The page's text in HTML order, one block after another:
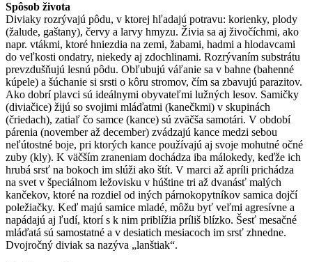
Spôsob života
Diviaky rozrývajú pôdu, v ktorej hľadajú potravu: korienky, plody
(žalude, gaštany), červy a larvy hmyzu. Živia sa aj živočíchmi, ako
napr. vtákmi, ktoré hniezdia na zemi, žabami, hadmi a hlodavcami
do veľkosti ondatry, niekedy aj zdochlinami. Rozrývaním substrátu
prevzdušňujú lesnú pôdu. Obľubujú váľanie sa v bahne (bahenné
kúpele) a šúchanie si srsti o kôru stromov, čím sa zbavujú parazitov.
Ako dobrí plavci sú ideálnymi obyvateľmi lužných lesov. Samičky
(diviačice) žijú so svojimi mláďatmi (kanečkmi) v skupinách
(čriedach), zatiaľ čo samce (kance) sú zväčša samotári. V období
párenia (november až december) zvádzajú kance medzi sebou
neľútostné boje, pri ktorých kance používajú aj svoje mohutné očné
zuby (kly). K väčším zraneniam dochádza iba málokedy, keďže ich
hrubá srsť na bokoch im slúži ako štít. V marci až apríli prichádza
na svet v špeciálnom ležovisku v húštine tri až dvanásť malých
kančekov, ktoré na rozdiel od iných párnokopytníkov samica dojčí
poležiačky. Keď majú samice mladé, môžu byť veľmi agresívne a
napádajú aj ľudí, ktorí s k nim priblížia príliš blízko. Šesť mesačné
mláďatá sú samostatné a v desiatich mesiacoch im srsť zhnedne.
Dvojročný diviak sa nazýva „lanštiak“.